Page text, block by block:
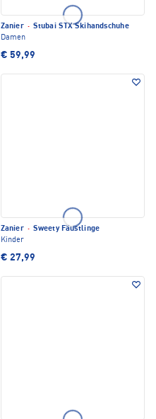
Zanier · Stubai STX Skihandschuhe
Damen
€ 59,99
Zanier · Sweety Fäustlinge
Kinder
€ 27,99